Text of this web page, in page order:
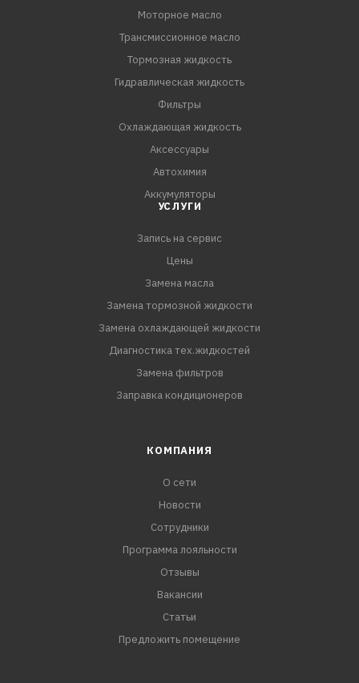
Моторное масло
Трансмиссионное масло
Тормозная жидкость
Гидравлическая жидкость
Фильтры
Охлаждающая жидкость
Аксессуары
Автохимия
Аккумуляторы
УСЛУГИ
Запись на сервис
Цены
Замена масла
Замена тормозной жидкости
Замена охлаждающей жидкости
Диагностика тех.жидкостей
Замена фильтров
Заправка кондиционеров
КОМПАНИЯ
О сети
Новости
Сотрудники
Программа лояльности
Отзывы
Вакансии
Статьи
Предложить помещение